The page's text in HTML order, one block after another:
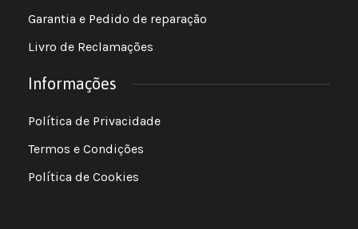
Garantia e Pedido de reparação
Livro de Reclamações
Informações
Política de Privacidade
Termos e Condições
Política de Cookies